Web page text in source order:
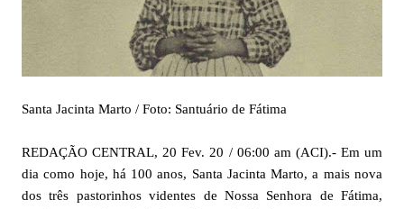
Santa Jacinta Marto / Foto: Santuário de Fátima
REDAÇÃO CENTRAL, 20 Fev. 20 / 06:00 am (ACI).- Em um
dia como hoje, há 100 anos, Santa Jacinta Marto, a mais nova
dos três pastorinhos videntes de Nossa Senhora de Fátima,